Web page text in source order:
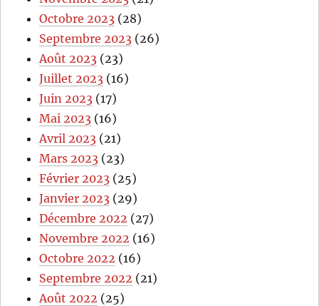
Octobre 2023 (28)
Septembre 2023 (26)
Août 2023 (23)
Juillet 2023 (16)
Juin 2023 (17)
Mai 2023 (16)
Avril 2023 (21)
Mars 2023 (23)
Février 2023 (25)
Janvier 2023 (29)
Décembre 2022 (27)
Novembre 2022 (16)
Octobre 2022 (16)
Septembre 2022 (21)
Août 2022 (25)